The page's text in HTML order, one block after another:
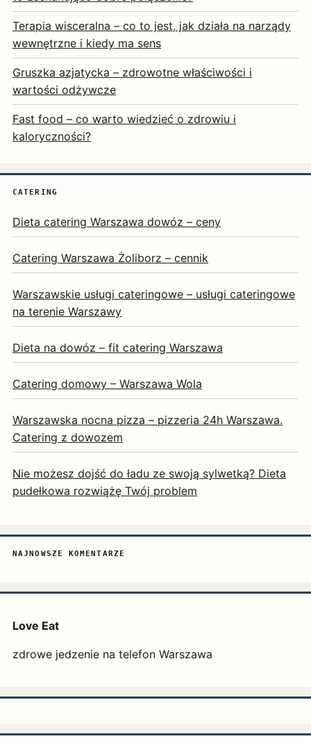
Terapia wisceralna – co to jest, jak działa na narządy
wewnętrzne i kiedy ma sens
Gruszka azjatycka – zdrowotne właściwości i
wartości odżywcze
Fast food – co warto wiedzieć o zdrowiu i
kaloryczności?
CATERING
Dieta catering Warszawa dowóz – ceny
Catering Warszawa Żoliborz – cennik
Warszawskie usługi cateringowe – usługi cateringowe
na terenie Warszawy
Dieta na dowóz – fit catering Warszawa
Catering domowy – Warszawa Wola
Warszawska nocna pizza – pizzeria 24h Warszawa.
Catering z dowozem
Nie możesz dojść do ładu ze swoją sylwetką? Dieta
pudełkowa rozwiążę Twój problem
NAJNOWSZE KOMENTARZE
Love Eat
zdrowe jedzenie na telefon Warszawa